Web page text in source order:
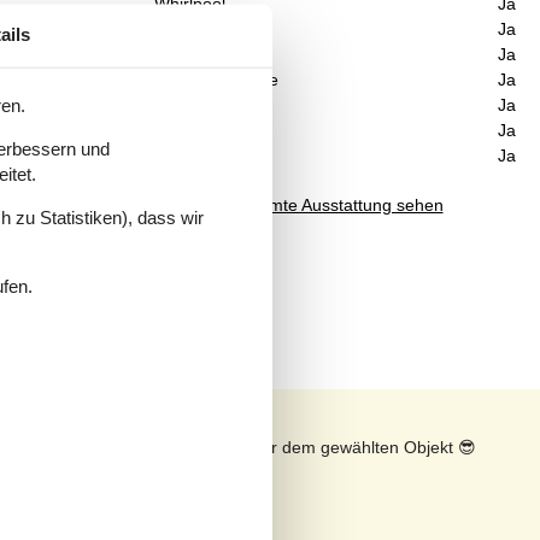
Whirlpool
Ja
Ja
Ja
Waschmaschine
Ja
Ja
Ja
Ja
Gesamte Ausstattung sehen
Sonnenstand über dem gewählten Objekt 😎
und
zu Statistiken), dass wir